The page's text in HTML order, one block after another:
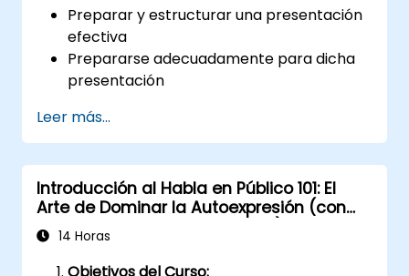
Preparar y estructurar una presentación
efectiva
Prepararse adecuadamente para dicha
presentación
Utilizar diversos apoyos visuales que un
presentador podría elegir para crear una
exposición estimulante
Abordar los diferentes tipos de personas
con las que se encontrará durante sus
presentaciones
Leer más...
Introducción al Habla en Público 101: El
Arte de Dominar la Autoexpresión (con
Relevancia en Redes Sociales)
14 Horas
Objetivos del Curso: